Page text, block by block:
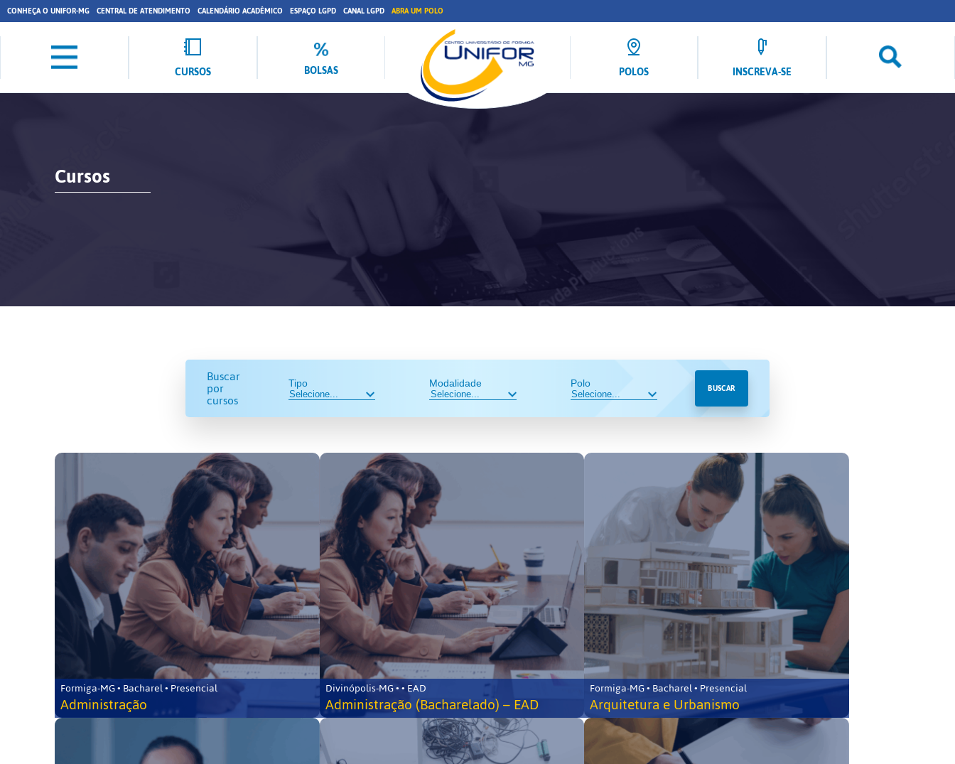
CONHEÇA O UNIFOR-MG CENTRAL DE ATENDIMENTO CALENDÁRIO ACADÊMICO ESPAÇO LGPD CANAL LGPD ABRA UM POLO
CURSOS BOLSAS POLOS INSCREVA-SE
Cursos
Buscar
por
cursos
Tipo Modalidade Polo BUSCAR
Formiga-MG • Bacharel • Presencial
Administração
Divinópolis-MG • • EAD
Administração (Bacharelado) – EAD
Formiga-MG • Bacharel • Presencial
Arquitetura e Urbanismo